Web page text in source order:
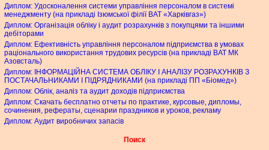
Диплом: Удосконалення системи управління персоналом в системі
менеджменту (на прикладі Ізюмської філії ВАТ «Харківгаз»)
Диплом: Організація обліку і аудит розрахунків з покупцями та іншими
дебіторами
Диплом: Ефективність управління персоналом підприємства в умовах
раціонального використання трудових ресурсів (на прикладі ВАТ МК
Азовсталь)
Диплом: ІНФОРМАЦІЙНА СИСТЕМА ОБЛІКУ І АНАЛІЗУ РОЗРАХУНКІВ З
ПОСТАЧАЛЬНИКАМИ І ПІДРЯДНИКАМИ (на прикладі ПП «Біомед»)
Диплом: Облік, аналіз та аудит доходів підприємства
Диплом: Скачать бесплатно отчеты по практике, курсовые, дипломы,
сочинения, рефераты, сценарии праздников и уроков, рекламу
Диплом: Аудит виробничих запасів
Поиск